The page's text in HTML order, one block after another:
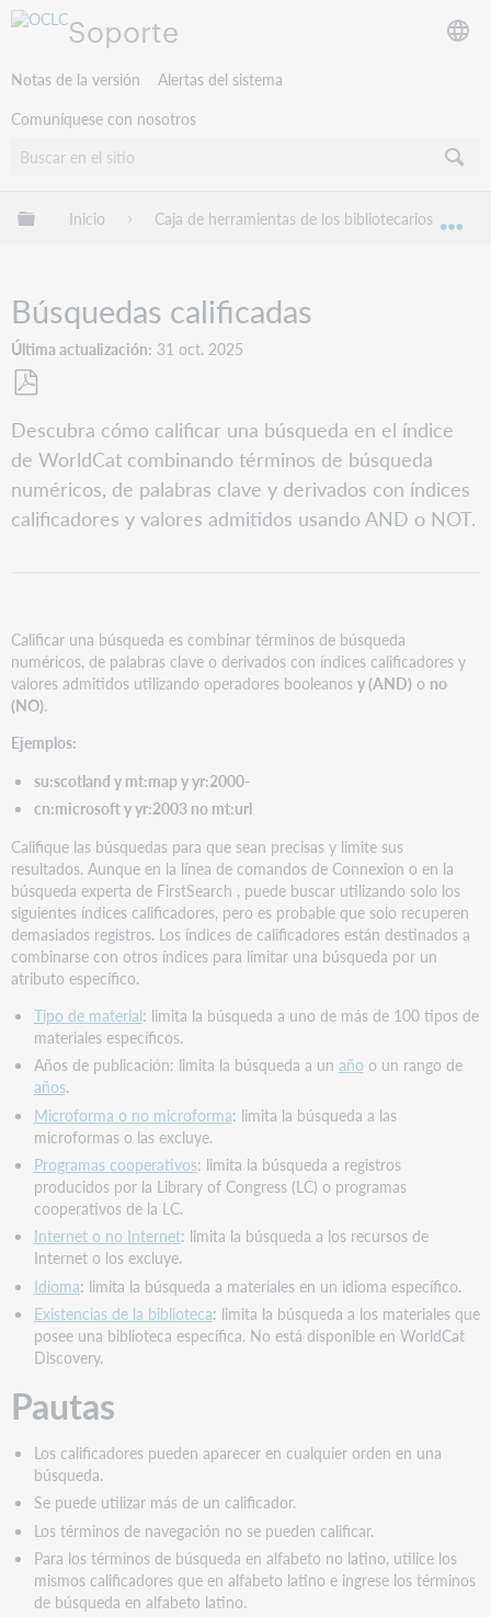
Soporte
Notas de la versión
Alertas del sistema
Comuníquese con nosotros
Expandir/contraer jerarquía global
Inicio Caja de herramientas de los bibliotecarios
Búsquedas calificadas
Última actualización 31 oct. 2025
como
PDF
Descubra cómo calificar una búsqueda en el índice
de WorldCat combinando términos de búsqueda
numéricos, de palabras clave y derivados con índices
calificadores y valores admitidos usando AND o NOT.
Calificar una búsqueda es combinar términos de búsqueda
numéricos, de palabras clave o derivados con índices calificadores y
valores admitidos utilizando operadores booleanosy (AND) o no
(NO).
Ejemplos:
su:scotland y mt:map y yr:2000-
cn:microsoft y yr:2003 no mt:url
Califique las búsquedas para que sean precisas y limite sus
resultados. Aunque en la línea de comandos de Connexion o en la
búsqueda experta de FirstSearch , puede buscar utilizando solo los
siguientes índices calificadores, pero es probable que solo recuperen
demasiados registros. Los índices de calificadores están destinados a
combinarse con otros índices para limitar una búsqueda por un
atributo específico.
Tipo de material: limita la búsqueda a uno de más de 100 tipos de
materiales específicos.
Años de publicación: limita la búsqueda a un año o un rango de
años.
Microforma o no microforma: limita la búsqueda a las
microformas o las excluye.
Programas cooperativos: limita la búsqueda a registros
producidos por la Library of Congress (LC) o programas
cooperativos de la LC.
Internet o no Internet: limita la búsqueda a los recursos de
Internet o los excluye.
Idioma: limita la búsqueda a materiales en un idioma específico.
Existencias de la biblioteca: limita la búsqueda a los materiales que
posee una biblioteca específica. No está disponible en WorldCat
Discovery.
Pautas
Los calificadores pueden aparecer en cualquier orden en una
búsqueda.
Se puede utilizar más de un calificador.
Los términos de navegación no se pueden calificar.
Para los términos de búsqueda en alfabeto no latino, utilice los
mismos calificadores que en alfabeto latino e ingrese los términos
de búsqueda en alfabeto latino.